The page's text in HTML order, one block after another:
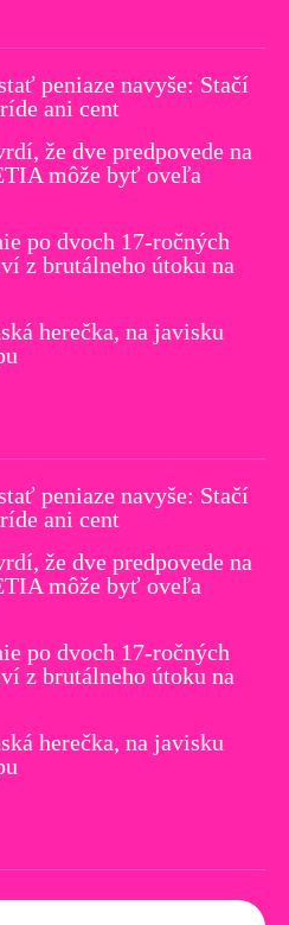
peniaze navyše: Stačí
ani cent
že dve predpovede na
môže byť oveľa
po dvoch 17-ročných
z brutálneho útoku na
herečka, na javisku
peniaze navyše: Stačí
ani cent
že dve predpovede na
môže byť oveľa
po dvoch 17-ročných
z brutálneho útoku na
herečka, na javisku